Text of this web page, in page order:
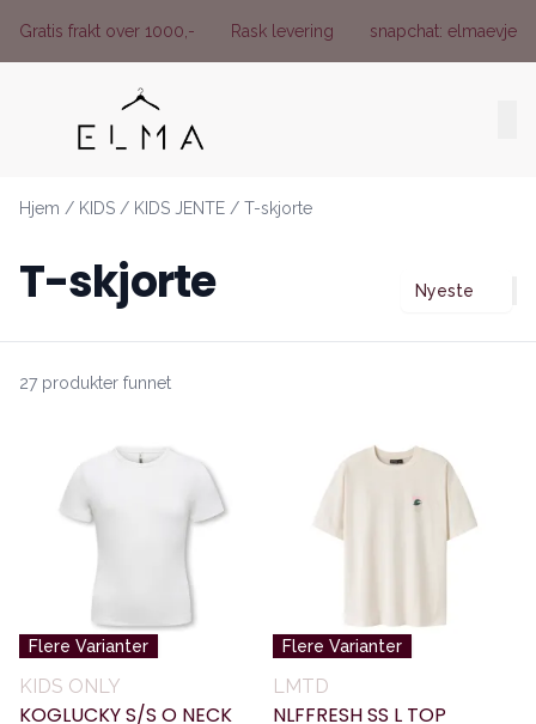
Gratis frakt over 1000,- Rask levering snapchat: elmaevje
Hjem / KIDS / KIDS JENTE / T-skjorte
T-skjorte Nyeste
27 produkter funnet
Flere Varianter
KIDS ONLY
KOGLUCKY S/S O NECK
Flere Varianter
LMTD
NLFFRESH SS L TOP